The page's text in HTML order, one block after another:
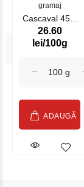
gramaj
Cascaval 45%
Maasdam
Sublime Cow
26.60
lei/100g
ADAUGĂ